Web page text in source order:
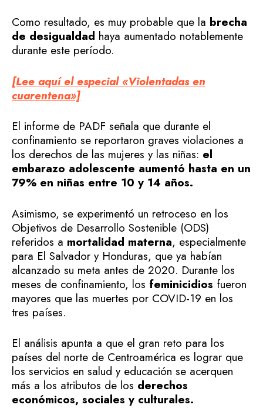
Como resultado, es muy probable que la brecha
de desigualdad haya aumentado notablemente
durante este período.
[Lee aquí el especial «Violentadas en
cuarentena»]
El informe de PADF señala que durante el
confinamiento se reportaron graves violaciones a
los derechos de las mujeres y las niñas: el
embarazo adolescente aumentó hasta en un
79% en niñas entre 10 y 14 años.
Asimismo, se experimentó un retroceso en los
Objetivos de Desarrollo Sostenible (ODS)
referidos a mortalidad materna, especialmente
para El Salvador y Honduras, que ya habían
alcanzado su meta antes de 2020. Durante los
meses de confinamiento, los feminicidios fueron
mayores que las muertes por COVID-19 en los
tres países.
El análisis apunta a que el gran reto para los
países del norte de Centroamérica es lograr que
los servicios en salud y educación se acerquen
más a los atributos de los derechos
económicos, sociales y culturales.